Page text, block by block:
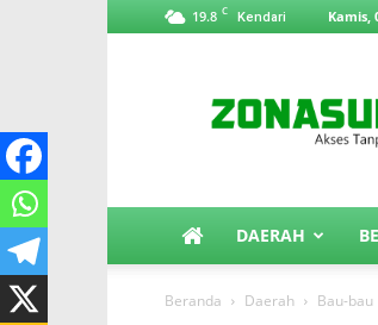
19.8 C Kendari Kamis,
DAERAH
Beranda Daerah Bau-bau